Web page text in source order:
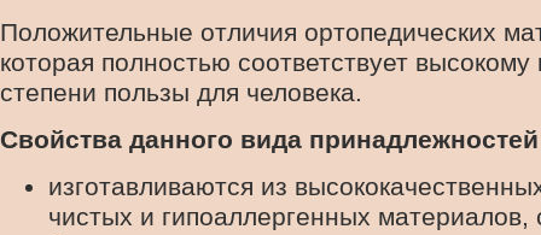
Положительные отличия ортопедических
которая полностью соответствует высокому
степени пользы для человека.
Свойства данного вида
изготавливаются из
чистых и гипоаллергенных